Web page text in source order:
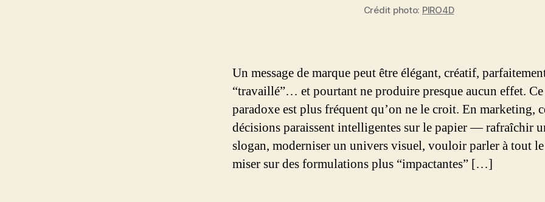
Crédit photo: PIRO4D
Un message de marque peut être élégant, créatif,
“travaillé”… et pourtant ne produire presque aucun effet. Ce
paradoxe est plus fréquent qu’on ne le croit. En marketing,
décisions paraissent intelligentes sur le papier — rafraîchir
slogan, moderniser un univers visuel, vouloir parler à tout
miser sur des formulations plus “impactantes” […]